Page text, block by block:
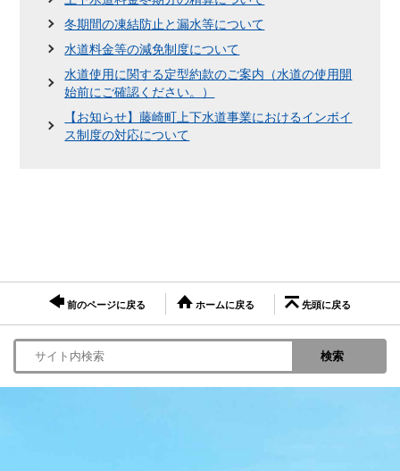
冬期間の凍結防止と漏水等について
水道料金等の減免制度について
水道使用に関する定型約款のご案内（水道の使用開
始前にご確認ください。）
【お知らせ】藤崎町上下水道事業におけるインボイ
ス制度の対応について
前のページに戻る ホームに戻る 先頭に戻る